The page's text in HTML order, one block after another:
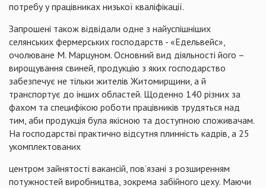
потребу у працівниках низької кваліфікації.
Запрошені також відвідали одне з найуспішніших
селянських фермерських господарств - «Едельвейс»,
очолюване М. Марцуном. Основний вид діяльності його –
вирощування свиней, продукцію з яких господарство
забезпечує не тільки жителів Житомирщини, а й
транспортує до інших областей. Щоденно 140 різних за
фахом та специфікою роботи працівників трудяться над
тим, аби продукція була якісною та доступною споживачам.
На господарстві практично відсутня плинність кадрів, а 25
укомплектованих
центром зайнятості вакансій, пов’язані з розширенням
потужностей виробництва, зокрема забійного цеху. Маючи